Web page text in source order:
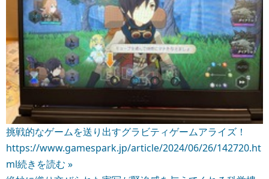
挑戦的なゲームを送り出すグラビティゲームアライズ！
https://www.gamespark.jp/article/2024/06/26/142720.ht
ml続きを読む »